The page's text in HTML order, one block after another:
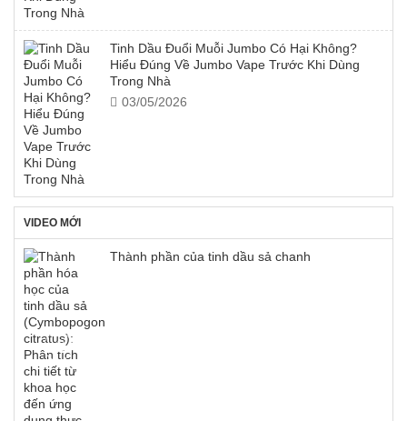
Tinh Dầu Đuổi Muỗi Jumbo Có Hại Không?
Hiểu Đúng Về Jumbo Vape Trước Khi Dùng
Trong Nhà
03/05/2026
VIDEO MỚI
Thành phần của tinh dầu sả chanh